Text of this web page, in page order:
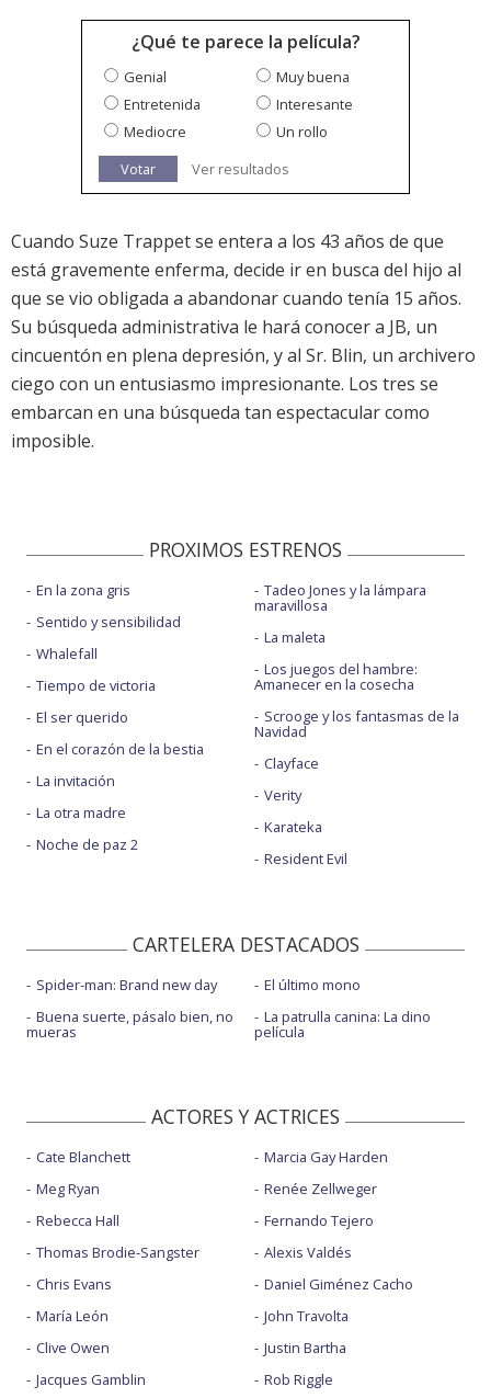
¿Qué te parece la película?
Genial
Muy buena
Entretenida
Interesante
Mediocre
Un rollo
Votar
Ver resultados
Cuando Suze Trappet se entera a los 43 años de que
está gravemente enferma, decide ir en busca del hijo al
que se vio obligada a abandonar cuando tenía 15 años.
Su búsqueda administrativa le hará conocer a JB, un
cincuentón en plena depresión, y al Sr. Blin, un archivero
ciego con un entusiasmo impresionante. Los tres se
embarcan en una búsqueda tan espectacular como
imposible.
PROXIMOS ESTRENOS
En la zona gris
Sentido y sensibilidad
Whalefall
Tiempo de victoria
El ser querido
En el corazón de la bestia
La invitación
La otra madre
Noche de paz 2
Tadeo Jones y la lámpara
maravillosa
La maleta
Los juegos del hambre:
Amanecer en la cosecha
Scrooge y los fantasmas de la
Navidad
Clayface
Verity
Karateka
Resident Evil
CARTELERA DESTACADOS
Spider-man: Brand new day
Buena suerte, pásalo bien, no
mueras
El último mono
La patrulla canina: La dino
película
ACTORES Y ACTRICES
Cate Blanchett
Meg Ryan
Rebecca Hall
Thomas Brodie-Sangster
Chris Evans
María León
Clive Owen
Jacques Gamblin
Marcia Gay Harden
Renée Zellweger
Fernando Tejero
Alexis Valdés
Daniel Giménez Cacho
John Travolta
Justin Bartha
Rob Riggle